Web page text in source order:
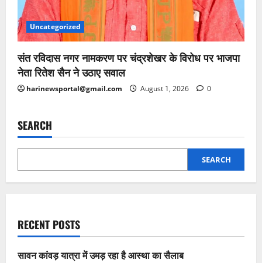
Uncategorized
संत रविदास नगर नामकरण पर चंद्रशेखर के विरोध पर भाजपा
नेता रितेश सैन ने उठाए सवाल
harinewsportal@gmail.com August 1, 2026 0
SEARCH
SEARCH
RECENT POSTS
सावन कांवड़ यात्रा में उमड़ रहा है आस्था का सैलाब